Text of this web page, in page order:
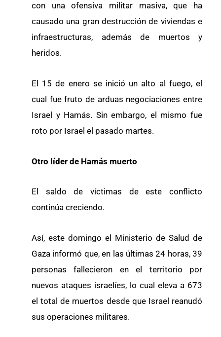
con una ofensiva militar masiva, que ha
causado una gran destrucción de viviendas e
infraestructuras, además de muertos y
heridos.
El 15 de enero se inició un alto al fuego, el
cual fue fruto de arduas negociaciones entre
Israel y Hamás. Sin embargo, el mismo fue
roto por Israel el pasado martes.
Otro líder de Hamás muerto
El saldo de víctimas de este conflicto
continúa creciendo.
Así, este domingo el Ministerio de Salud de
Gaza informó que, en las últimas 24 horas, 39
personas fallecieron en el territorio por
nuevos ataques israelíes, lo cual eleva a 673
el total de muertos desde que Israel reanudó
sus operaciones militares.